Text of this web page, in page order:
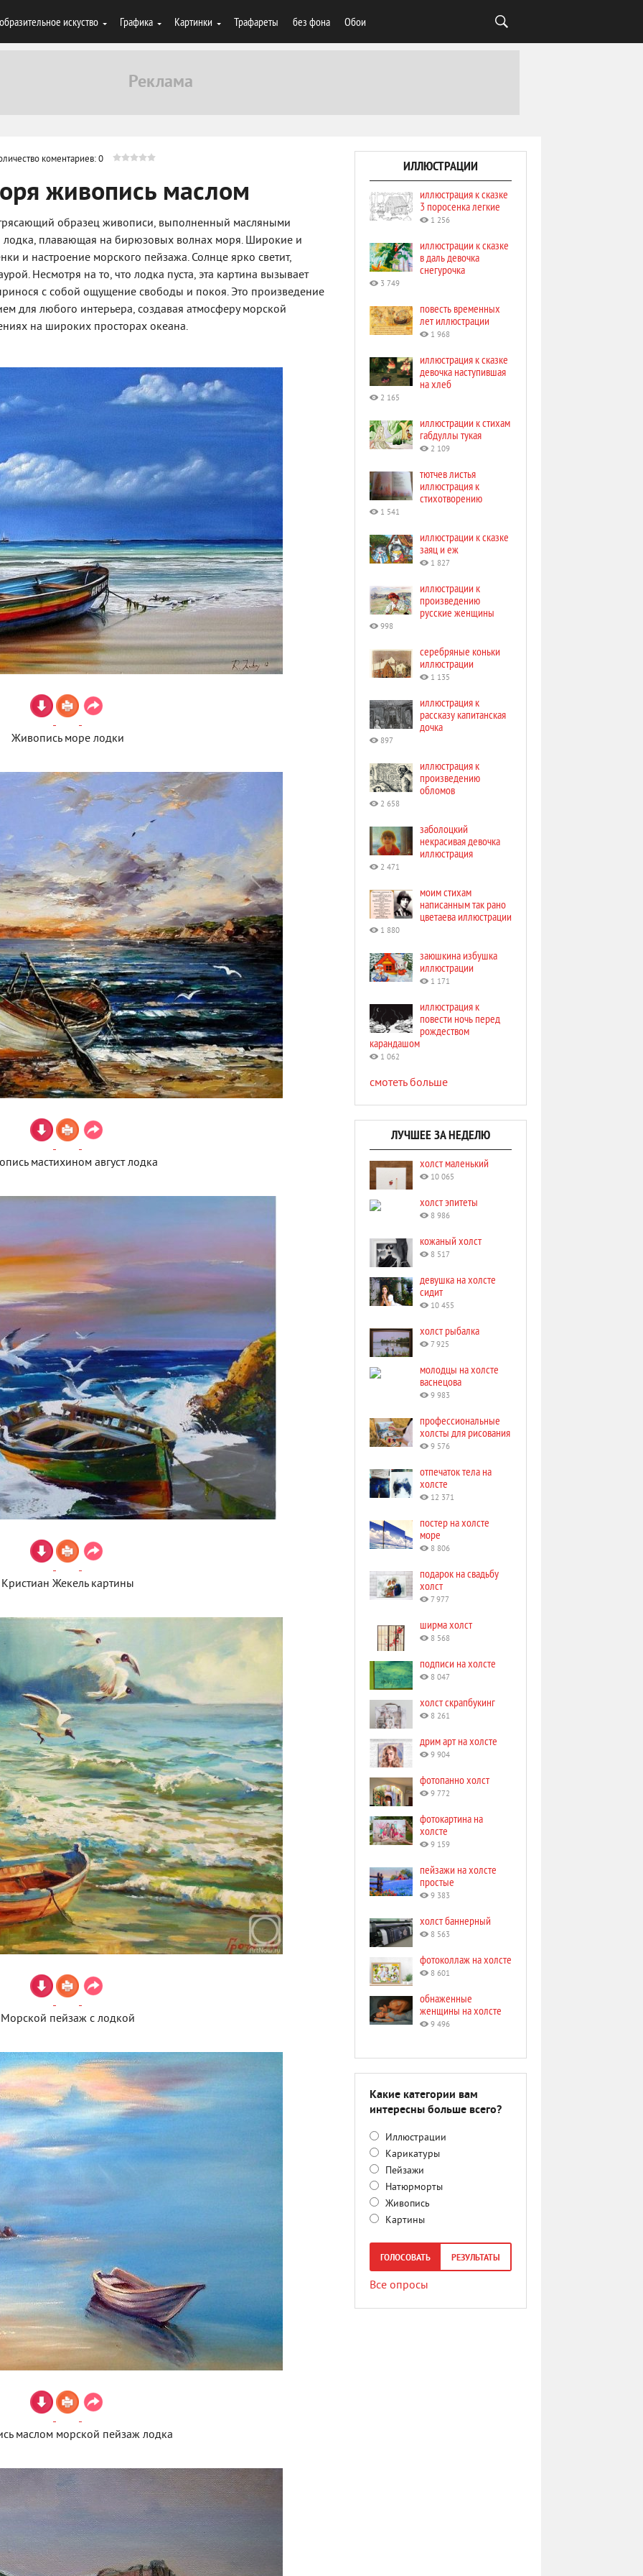
искуство Графика Картинки Трафареты без фона Обои
коментариев: 0
живопись маслом
образец живописи, выполненный масляными
плавающая на бирюзовых волнах моря. Широкие и
и настроение морского пейзажа. Солнце ярко светит,
Несмотря на то, что лодка пуста, эта картина вызывает
с собой ощущение свободы и покоя. Это произведение
для любого интерьера, создавая атмосферу морской
на широких просторах океана.
Живопись море лодки
мастихином август лодка
Кристиан Жекель картины
Морской пейзаж с лодкой
маслом морской пейзаж лодка
ИЛЛЮСТРАЦИИ
иллюстрация к сказке
3 поросенка легкие
1 256
иллюстрации к сказке
в даль девочка
снегурочка
3 749
повесть временных
лет иллюстрации
1 968
иллюстрация к сказке
девочка наступившая
на хлеб
2 165
иллюстрации к стихам
габдуллы тукая
2 109
тютчев листья
иллюстрация к
стихотворению
1 541
иллюстрации к сказке
заяц и еж
1 827
иллюстрации к
произведению
русские женщины
998
серебряные коньки
иллюстрации
1 135
иллюстрация к
рассказу капитанская
дочка
897
иллюстрация к
произведению
обломов
2 658
заболоцкий
некрасивая девочка
иллюстрация
2 471
моим стихам
написанным так рано
цветаева иллюстрации
1 880
заюшкина избушка
иллюстрации
1 171
иллюстрация к
повести ночь перед
рождеством
карандашом
1 062
смотеть больше
ЛУЧШЕЕ ЗА НЕДЕЛЮ
холст маленький
10 065
холст эпитеты
8 986
кожаный холст
8 517
девушка на холсте
сидит
10 455
холст рыбалка
7 925
молодцы на холсте
васнецова
9 983
профессиональные
холсты для рисования
9 576
отпечаток тела на
холсте
12 371
постер на холсте
море
8 806
подарок на свадьбу
холст
7 977
ширма холст
8 568
подписи на холсте
8 047
холст скрапбукинг
8 261
дрим арт на холсте
9 904
фотопанно холст
9 772
фотокартина на
холсте
9 159
пейзажи на холсте
простые
9 383
холст баннерный
8 563
фотоколлаж на холсте
8 601
обнаженные
женщины на холсте
9 496
Какие категории вам
интересны больше всего?
Иллюстрации
Карикатуры
Пейзажи
Натюрморты
Живопись
Картины
ГОЛОСОВАТЬ РЕЗУЛЬТАТЫ
Все опросы